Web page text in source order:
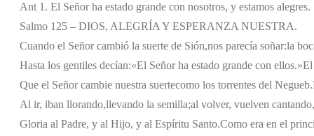
Ant 1. El Señor ha estado grande con nosotros, y estamos alegres.
Salmo 125 – DIOS, ALEGRÍA Y ESPERANZA NUESTRA.
Cuando el Señor cambió la suerte de Sión,nos parecía soñar:la
Hasta los gentiles decían:«El Señor ha estado grande con ellos.»El
Que el Señor cambie nuestra suertecomo los torrentes del Negueb.
Al ir, iban llorando,llevando la semilla;al volver, vuelven cantando,
Gloria al Padre, y al Hijo, y al Espíritu Santo.Como era en el